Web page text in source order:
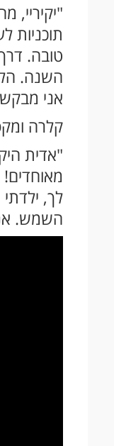
"יקיריי,
תוכניות
טובה.
השנה.
אני
קלרה
"אדית
לך,
השמש.